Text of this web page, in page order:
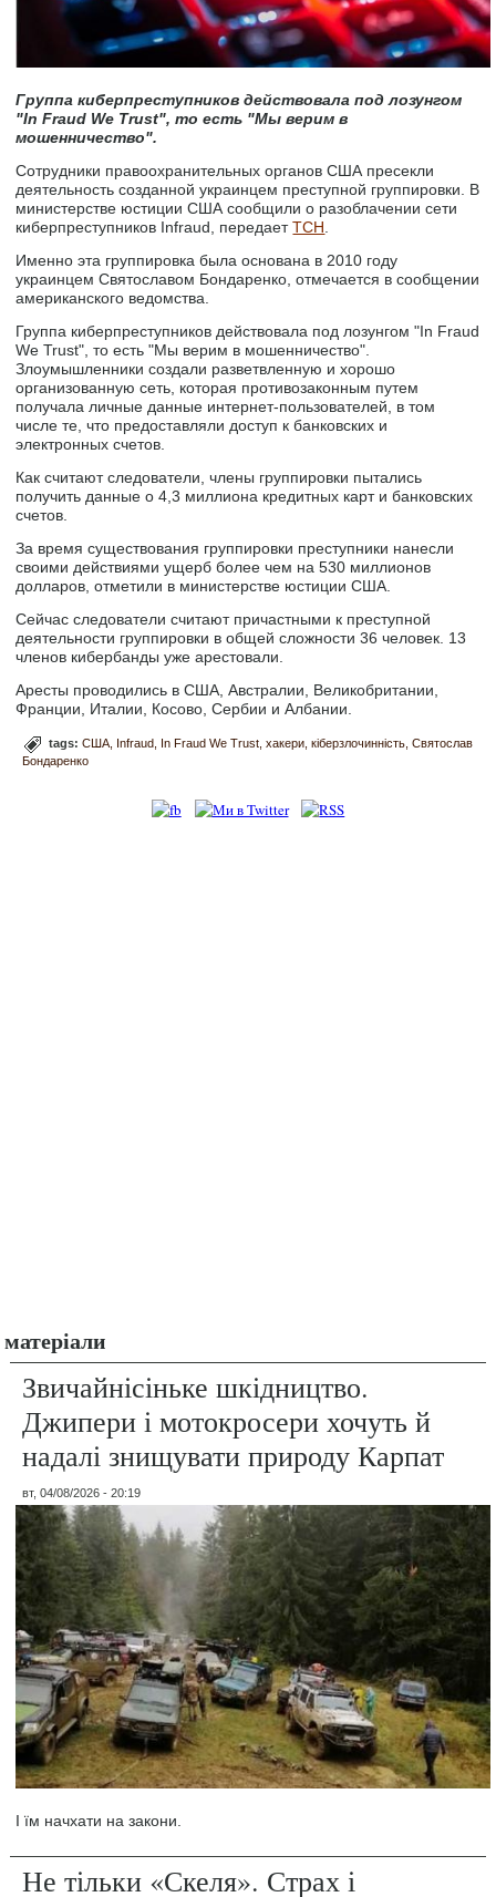
Группа киберпреступников действовала под лозунгом
"In Fraud We Trust", то есть "Мы верим в
мошенничество".
Сотрудники правоохранительных органов США пресекли
деятельность созданной украинцем преступной группировки. В
министерстве юстиции США сообщили о разоблачении сети
киберпреступников Infraud, передаетТСН.
Именно эта группировка была основана в 2010 году
украинцем Святославом Бондаренко, отмечается в сообщении
американского ведомства.
Группа киберпреступников действовала под лозунгом "In Fraud
We Trust", то есть "Мы верим в мошенничество".
Злоумышленники создали разветвленную и хорошо
организованную сеть, которая противозаконным путем
получала личные данные интернет-пользователей, в том
числе те, что предоставляли доступ к банковских и
электронных счетов.
Как считают следователи, члены группировки пытались
получить данные о 4,3 миллиона кредитных карт и банковских
счетов.
За время существования группировки преступники нанесли
своими действиями ущерб более чем на 530 миллионов
долларов, отметили в министерстве юстиции США.
Сейчас следователи считают причастными к преступной
деятельности группировки в общей сложности 36 человек. 13
членов кибербанды уже арестовали.
Аресты проводились в США, Австралии, Великобритании,
Франции, Италии, Косово, Сербии и Албании.
tags:США Infraud In Fraud We Trust хакери кіберзлочинність Святослав
Бондаренко
матеріали
Звичайнісіньке шкідництво.
Джипери і мотокросери хочуть й
надалі знищувати природу Карпат
вт, 04/08/2026 - 20:19
І їм начхати на закони.
Не тільки «Скеля». Страх і